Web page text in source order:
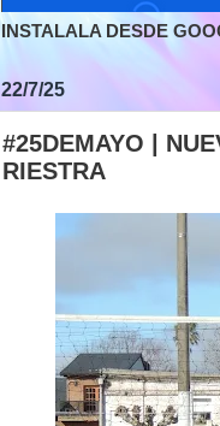
INSTALALA DESDE
22/7/25
#25DEMAYO |
RIESTRA